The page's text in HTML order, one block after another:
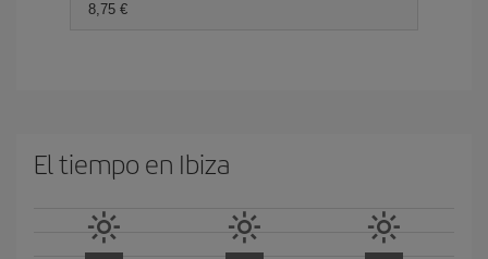
8,75 €
El tiempo en Ibiza